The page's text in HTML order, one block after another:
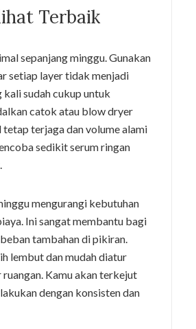
Terbaik
sepanjang minggu. Gunakan
setiap layer tidak menjadi
sudah cukup untuk
catok atau blow dryer
terjaga dan volume alami
sedikit serum ringan
mengurangi kebutuhan
Ini sangat membantu bagi
tambahan di pikiran.
lembut dan mudah diatur
Kamu akan terkejut
dengan konsisten dan